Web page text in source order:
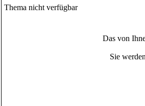
Thema nicht verfügbar
Das von
Sie